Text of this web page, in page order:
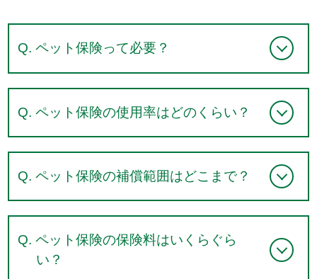
Q. ペット保険って必要？
A. ペットだって、ケガもすれば病気にも
とがペットとの幸せな暮らしに繋がりま
す。
Q. ペット保険の使用率はどのくらい？
A. アニコム契約者の62％がペット保険の
Q. ペット保険の補償範囲はどこまで？
A. プランによっても異なりますが、手
術・入院に特化しているものや通院・入
Q. ペット保険の保険料はいくらぐら
い？